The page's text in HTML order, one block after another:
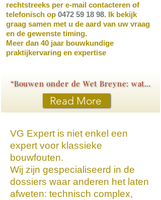
rechtstreeks per e-mail contacteren of
telefonisch op 0472 59 18 98. Ik bekijk
graag samen met u de aard van uw vraag
en de gewenste timing.
Meer dan 40 jaar bouwkundige
praktijkervaring en expertise
“Bouwen onder de Wet Breyne: wat elke koper moet weten”
Read More
VG Expert is niet enkel een
expert voor klassieke
bouwfouten.
Wij zijn gespecialiseerd in de
dossiers waar anderen het laten
afweten: technisch complex,